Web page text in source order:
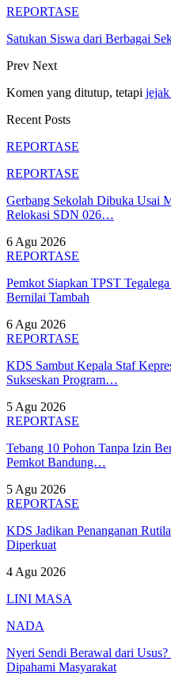
REPORTASE
Satukan Siswa dari Berbagai
Prev Next
Komen yang ditutup, tetapi
Recent Posts
REPORTASE
REPORTASE
Gerbang Sekolah Dibuka Usai
Relokasi SDN 026…
6 Agu 2026
REPORTASE
Pemkot Siapkan TPST
Bernilai Tambah
6 Agu 2026
REPORTASE
KDS Sambut Kepala Staf
Sukseskan Program…
5 Agu 2026
REPORTASE
Tebang 10 Pohon Tanpa Izin
Pemkot Bandung…
5 Agu 2026
REPORTASE
KDS Jadikan Penanganan
Diperkuat
4 Agu 2026
LINI MASA
NADA
Nyeri Sendi Berawal dari
Dipahami Masyarakat